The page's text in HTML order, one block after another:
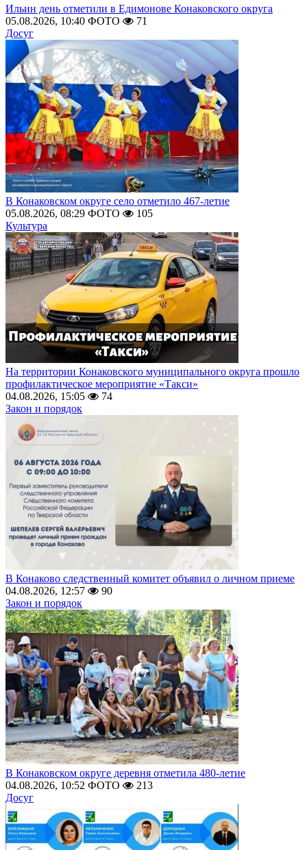
Ильин день отметили в Едимонове Конаковского округа
05.08.2026, 10:40 ФОТО
71
Досуг
В Конаковском округе село отметило 467-летие
05.08.2026, 08:29 ФОТО
105
Культура
На территории Конаковского муниципального округа прошло
профилактическое мероприятие «Такси»
04.08.2026, 15:05
74
Закон и порядок
В Конаково следственный комитет объявил о личном приеме
04.08.2026, 12:57
90
Закон и порядок
В Конаковском округе деревня отметила 480-летие
04.08.2026, 10:52 ФОТО
213
Досуг